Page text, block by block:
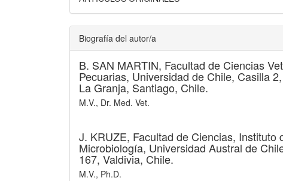
Biografía del autor/a
B. SAN MARTIN, Facultad de Ciencias
Pecuarias, Universidad de Chile, Casilla
La Granja, Santiago, Chile.
M.V., Dr. Med. Vet.
J. KRUZE, Facultad de Ciencias, Instituto
Microbiología, Universidad Austral de
167, Valdivia, Chile.
M.V., Ph.D.